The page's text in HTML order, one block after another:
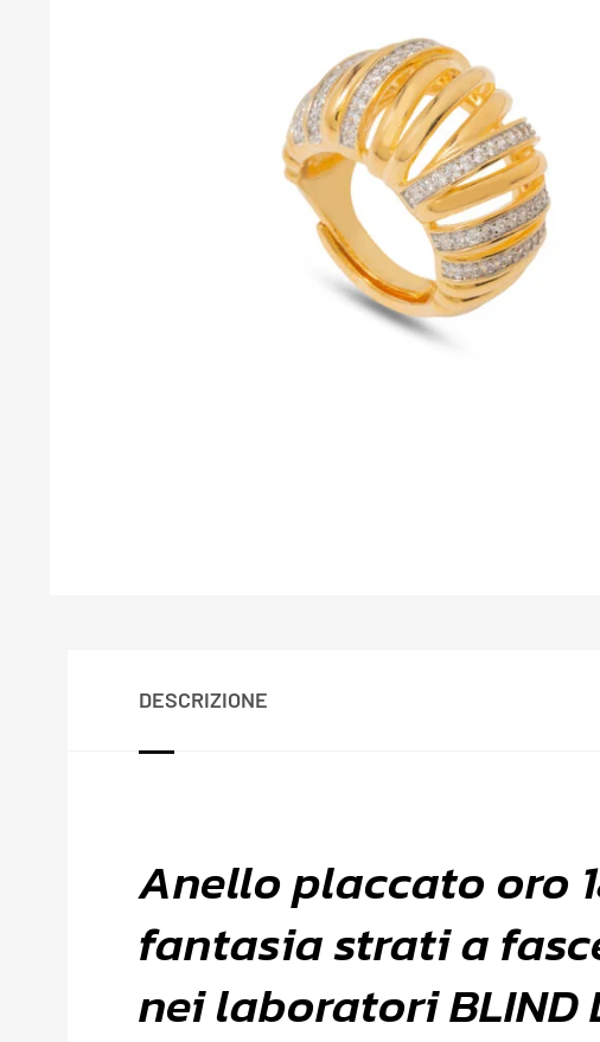
DESCRIZIONE
Anello placcato oro
fantasia strati a
nei laboratori